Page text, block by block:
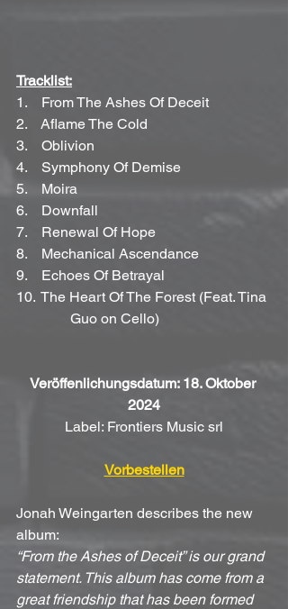
Tracklist:
1.    From The Ashes Of Deceit
2.    Aflame The Cold
3.    Oblivion
4.    Symphony Of Demise
5.    Moira
6.    Downfall
7.    Renewal Of Hope
8.    Mechanical Ascendance
9.    Echoes Of Betrayal
10.  The Heart Of The Forest (Feat. Tina
	     Guo on Cello)
Veröffenlichungsdatum: 18. Oktober
2024
Label: Frontiers Music srl
Vorbestellen
Jonah Weingarten describes the new
album:
“From the Ashes of Deceit” is our grand
statement. This album has come from a
great friendship that has been formed